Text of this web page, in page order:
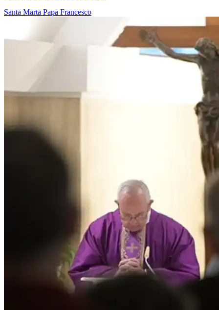
Santa Marta Papa Francesco